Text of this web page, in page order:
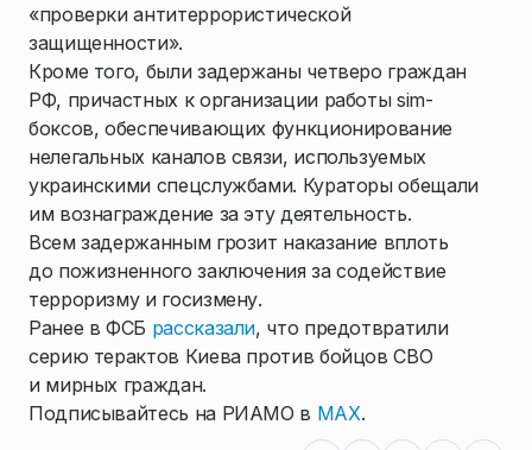
«проверки антитеррористической
защищенности».
Кроме того, были задержаны четверо граждан
РФ, причастных к организации работы sim-
боксов, обеспечивающих функционирование
нелегальных каналов связи, используемых
украинскими спецслужбами. Кураторы обещали
им вознаграждение за эту деятельность.
Всем задержанным грозит наказание вплоть
до пожизненного заключения за содействие
терроризму и госизмену.
Ранее в ФСБ рассказали, что предотвратили
серию терактов Киева против бойцов СВО
и мирных граждан.
Подписывайтесь на РИАМО в MAX.